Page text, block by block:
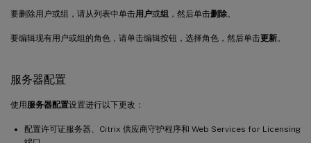
要删除用户或组，请从列表中单击用户或组 ，然后单击删除。
要编辑现有用户或组的角色，请单击编辑按钮，选择角色，然后单击更新。
服务器配置
使用服务器配置设置进行以下更改：
配置许可证服务器、Citrix 供应商守护程序和 Web Services for Licensing